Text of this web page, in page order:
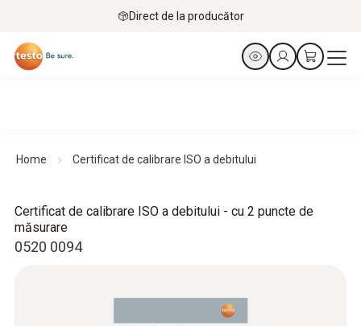
Direct de la producător
Home Certificat de calibrare ISO a debitului
0520 0094
Certificat de calibrare ISO a debitului - cu 2 puncte de
măsurare